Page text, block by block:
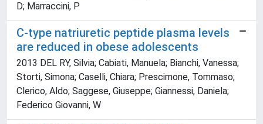
D; Marraccini, P
C-type natriuretic peptide plasma levels
are reduced in obese adolescents
2013 DEL RY, Silvia; Cabiati, Manuela; Bianchi, Vanessa;
Storti, Simona; Caselli, Chiara; Prescimone, Tommaso;
Clerico, Aldo; Saggese, Giuseppe; Giannessi, Daniela;
Federico Giovanni, W